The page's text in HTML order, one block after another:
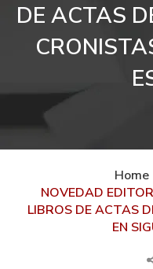
DE ACTAS
Home
NOVEDAD
LIBROS DE ACTAS
EN